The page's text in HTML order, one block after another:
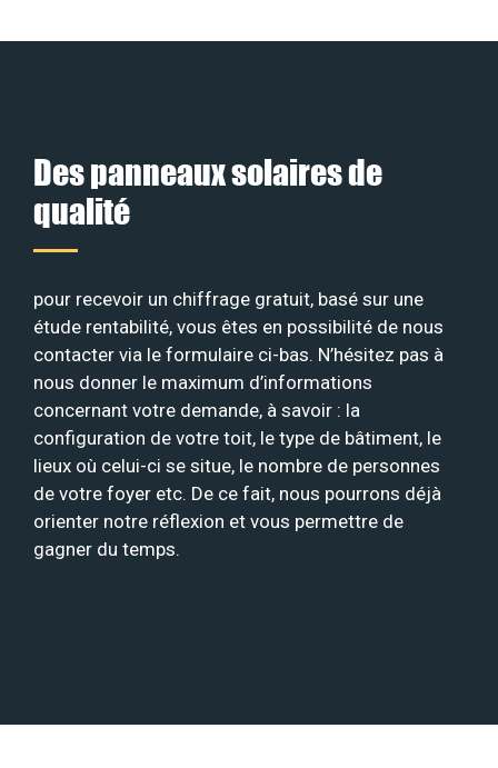
Des panneaux solaires de
qualité
pour recevoir un chiffrage gratuit, basé sur une
étude rentabilité, vous êtes en possibilité de nous
contacter via le formulaire ci-bas. N’hésitez pas à
nous donner le maximum d’informations
concernant votre demande, à savoir : la
configuration de votre toit, le type de bâtiment, le
lieux où celui-ci se situe, le nombre de personnes
de votre foyer etc. De ce fait, nous pourrons déjà
orienter notre réflexion et vous permettre de
gagner du temps.